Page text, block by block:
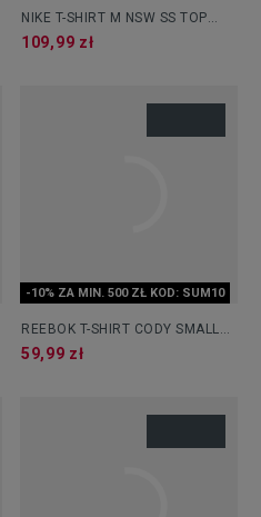
NIKE T-SHIRT M NSW SS TOP
SHOX
109,99 zł
-10% ZA MIN. 500 ZŁ KOD: SUM10
REEBOK T-SHIRT CODY SMALL
LOGO CREW NECK
59,99 zł